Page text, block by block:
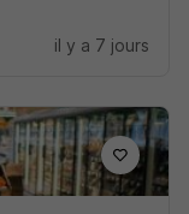
il y a 7 jours